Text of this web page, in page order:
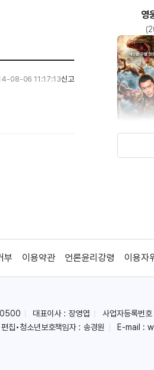
08-06 11:17:13신고
영
뱀파
디
부 이용약관 언론윤리강령 이용자
대표이사 : 장영엽
사업자등록번
집•청소년보호책임자 : 송경원 E-mail :